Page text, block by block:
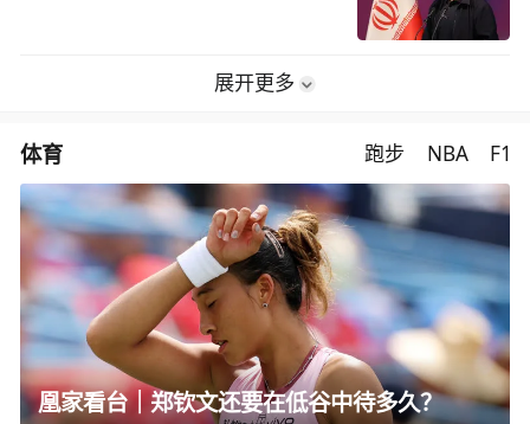
展开更多
体育 跑步 NBA F1
凰家看台｜郑钦文还要在低谷中待多久？